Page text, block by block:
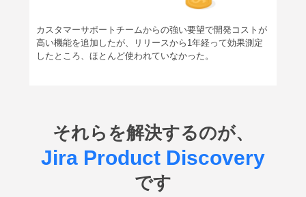
カスタマーサポートチームからの強い要望で開発コストが
高い機能を追加したが、リリースから1年経って効果測定
したところ、ほとんど使われていなかった。
それらを解決するのが、
Jira Product Discovery
です